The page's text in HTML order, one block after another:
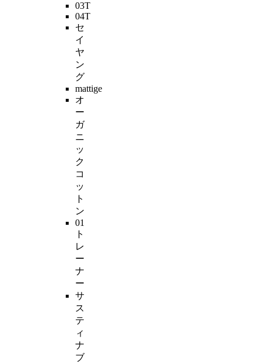
03T
04T
セ
イ
ヤ
ン
グ
mattige
オ
ー
ガ
ニ
ッ
ク
コ
ッ
ト
ン
01
ト
レ
ー
ナ
ー
サ
ス
テ
ィ
ナ
ブ